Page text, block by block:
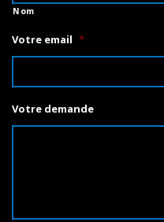
Nom
Votre email *
Votre demande